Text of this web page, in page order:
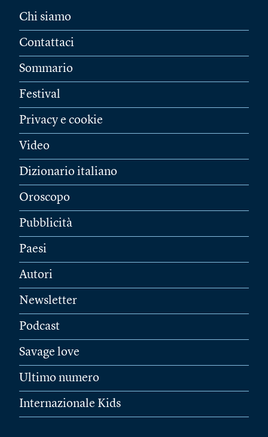
Chi siamo
Contattaci
Sommario
Festival
Privacy e cookie
Video
Dizionario italiano
Oroscopo
Pubblicità
Paesi
Autori
Newsletter
Podcast
Savage love
Ultimo numero
Internazionale Kids